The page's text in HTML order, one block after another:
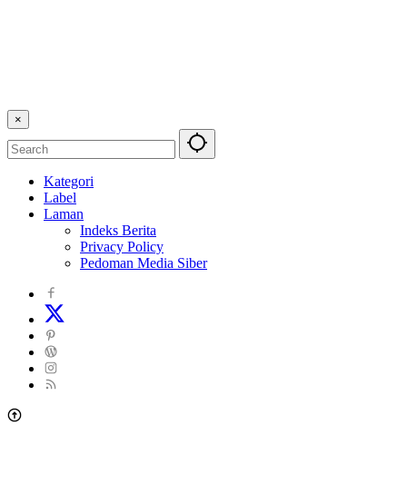
×
Kategori
Label
Laman
Indeks Berita
Privacy Policy
Pedoman Media Siber